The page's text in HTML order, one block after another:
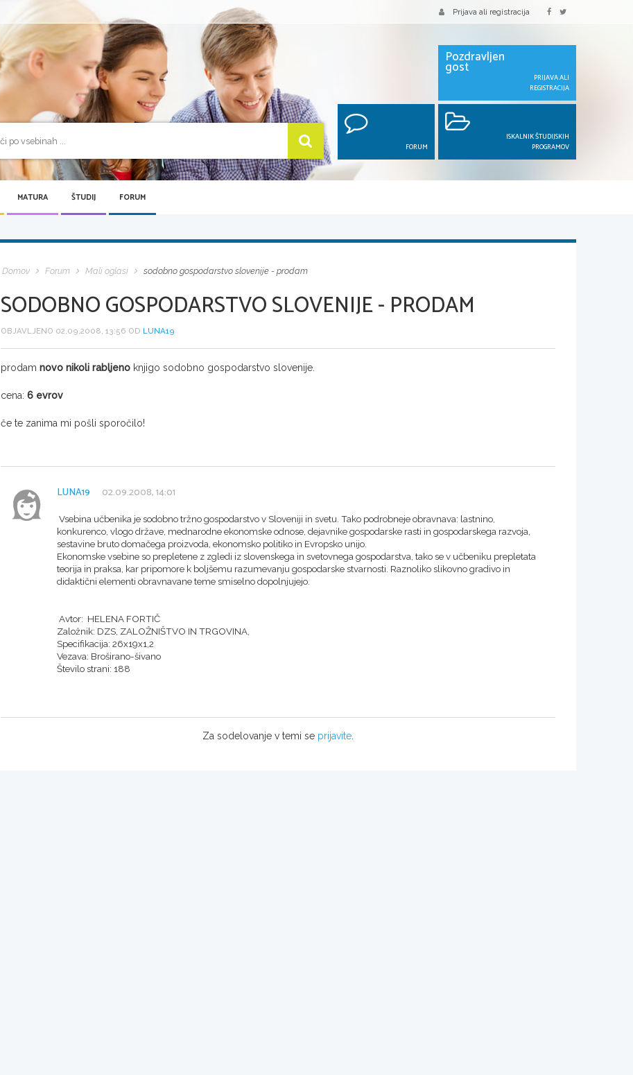
Prijava ali registracija
Pozdravljen
gost
PRIJAVA ALI
REGISTRACIJA
FORUM
ISKALNIK ŠTUDIJSKIH
PROGRAMOV
MATURA ŠTUDIJ FORUM
Domov Forum Mali oglasi sodobno gospodarstvo slovenije - prodam
SODOBNO GOSPODARSTVO SLOVENIJE - PRODAM
OBJAVLJENO 02.09.2008, 13:56 OD LUNA19
prodam novo nikoli rabljeno knjigo sodobno gospodarstvo slovenije.
cena: 6 evrov
če te zanima mi pošli sporočilo!
LUNA19 02.09.2008, 14:01
Vsebina učbenika je sodobno tržno gospodarstvo v Sloveniji in svetu. Tako podrobneje obravnava: lastnino,
konkurenco, vlogo države, mednarodne ekonomske odnose, dejavnike gospodarske rasti in gospodarskega razvoja,
sestavine bruto domačega proizvoda, ekonomsko politiko in Evropsko unijo.
Ekonomske vsebine so prepletene z zgledi iz slovenskega in svetovnega gospodarstva, tako se v učbeniku prepletata
teorija in praksa, kar pripomore k boljšemu razumevanju gospodarske stvarnosti. Raznoliko slikovno gradivo in
didaktični elementi obravnavane teme smiselno dopolnjujejo.
Avtor: HELENA FORTIČ
Založnik: DZS, ZALOŽNIŠTVO IN TRGOVINA,
Specifikacija: 26x19x1,2
Vezava: Broširano-šivano
Število strani: 188
Za sodelovanje v temi se prijavite